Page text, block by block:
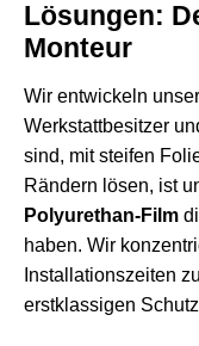
Lösungen:
Monteur
Wir entwickeln
Werkstattbesitzer
sind, mit steifen
Rändern lösen, ist
Polyurethan-Film
haben. Wir
Installationszeiten
erstklassigen